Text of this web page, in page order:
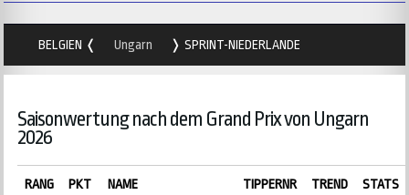
BELGIEN Ungarn SPRINT-NIEDERLANDE
Saisonwertung nach dem Grand Prix von Ungarn
2026
RANG PKT NAME TIPPERNR TREND STATS